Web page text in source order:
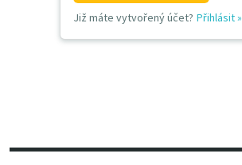
Již máte vytvořený účet? Přihlásit»